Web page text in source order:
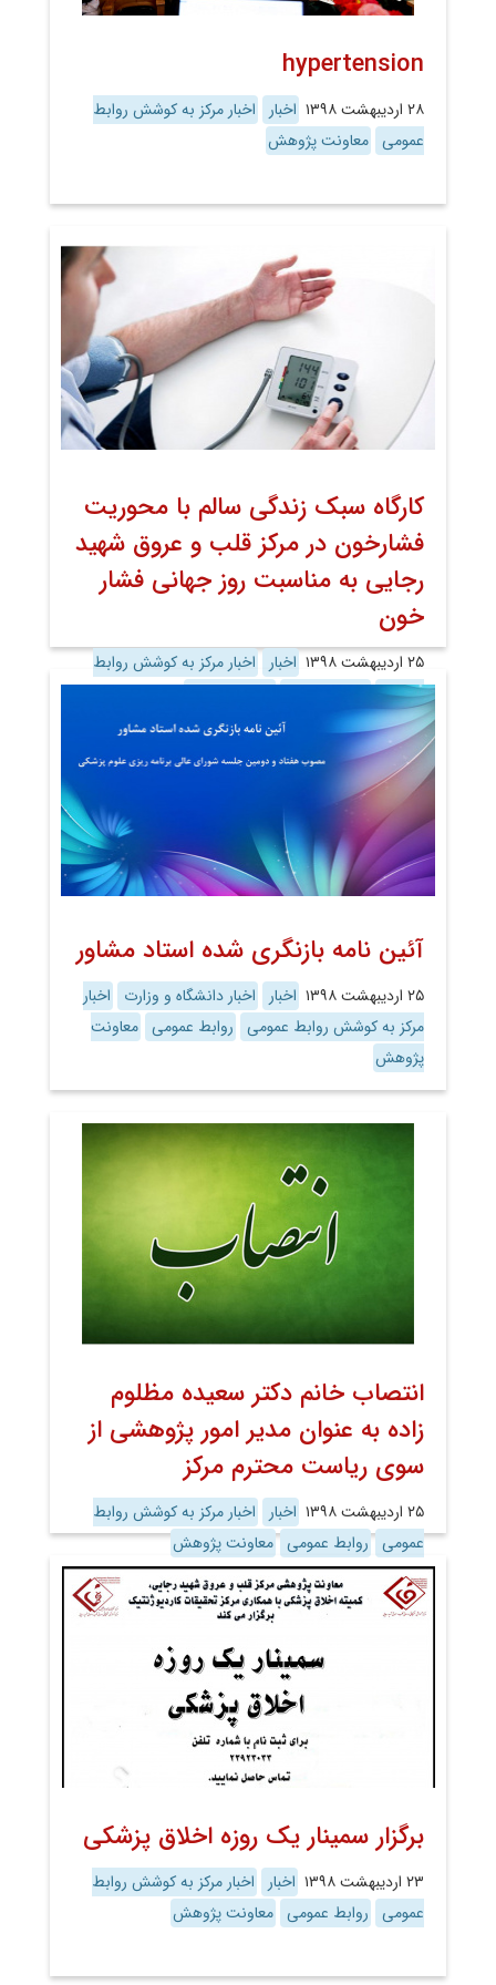
hypertension
۲۸ اردیبهشت ۱۳۹۸ اخبار
اخبار مرکز به کوشش روابط
عمومی معاونت پژوهش
کارگاه سبک زندگی سالم با محوریت
فشارخون در مرکز قلب و عروق شهید
رجایی به مناسبت روز جهانی فشار
خون
۲۵ اردیبهشت ۱۳۹۸ اخبار
اخبار مرکز به کوشش روابط
عمومی
آئین نامه بازنگری شده استاد مشاور
۲۵ اردیبهشت ۱۳۹۸ اخبار اخبار دانشگاه و وزارت
اخبار
مرکز به کوشش روابط عمومی روابط عمومی معاونت
پژوهش
انتصاب خانم دکتر سعیده مظلوم
زاده به عنوان مدیر امور پژوهشی از
سوی ریاست محترم مرکز
۲۵ اردیبهشت ۱۳۹۸ اخبار
اخبار مرکز به کوشش روابط
عمومی روابط عمومی معاونت پژوهش
برگزار سمینار یک روزه اخلاق پزشکی
۲۳ اردیبهشت ۱۳۹۸ اخبار
اخبار مرکز به کوشش روابط
عمومی روابط عمومی معاونت پژوهش